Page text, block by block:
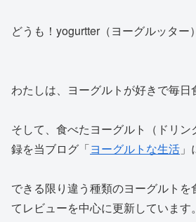
どうも！yogurtter（ヨーグルッター
わたしは、ヨーグルトが好きで毎日
そして、食べたヨーグルト（ドリ
録を当ブログ「ヨーグルトな生活
できる限り違う種類のヨーグルトを
てレビューを中心に更新しています。